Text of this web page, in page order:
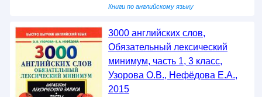
Книги по английскому языку
3000 английских слов,
Обязательный лексический
минимум, часть 1, 3 класс,
Узорова О.В., Нефёдова Е.А.,
2015